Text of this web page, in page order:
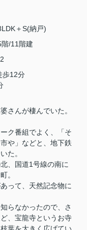
＋S(納戸)
階/11階建
歩12分
さんが棲んでいた。
ク番組でよく、「そ
や」などと、地下鉄
た。
、国道1号線の南に
。
って、天然記念物に
らなかったので、さ
、宝龍寺というお寺